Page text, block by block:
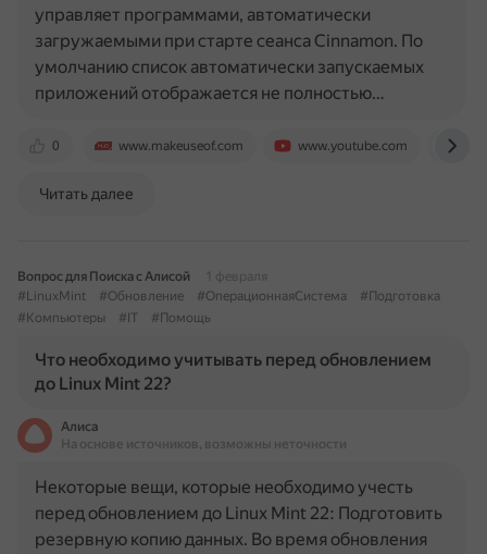
0 www.makeuseof.com www.youtube.com
управляет программами, автоматически
загружаемыми при старте сеанса Cinnamon. По
умолчанию список автоматически запускаемых
приложений отображается не полностью…
Читать далее
Вопрос для Поиска с Алисой
1 февраля
#LinuxMint
#Обновление #ОперационнаяСистема
#Подготовка
#Компьютеры
#IT #Помощь
Что необходимо учитывать перед обновлением
до Linux Mint 22?
Алиса
На основе источников, возможны неточности
Некоторые вещи, которые необходимо учесть
перед обновлением до Linux Mint 22: Подготовить
резервную копию данных. Во время обновления